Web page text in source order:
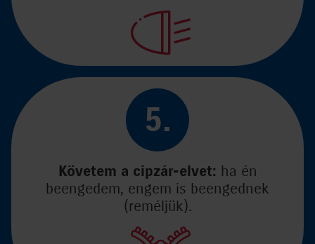
5.
Követem a cipzár-elvet: ha én
beengedem, engem is beengednek
(reméljük).